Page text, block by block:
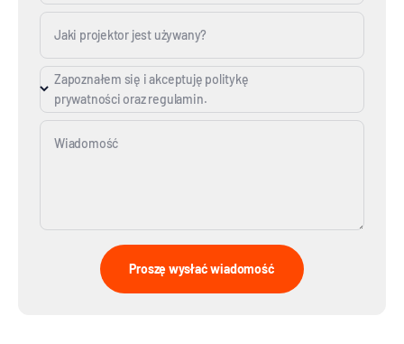
Jaki projektor jest używany?
Zapoznałem się i akceptuję politykę
prywatności oraz regulamin.
Wiadomość
Proszę wysłać wiadomość